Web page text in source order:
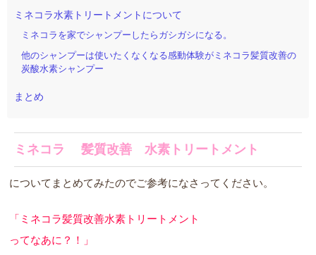
ミネコラ水素トリートメントについて
ミネコラを家でシャンプーしたらガシガシになる。
他のシャンプーは使いたくなくなる感動体験がミネコラ髪質改善の
炭酸水素シャンプー
まとめ
ミネコラ 髪質改善 水素トリートメント
についてまとめてみたのでご参考になさってください。
「ミネコラ髪質改善水素トリートメント
ってなあに？！」